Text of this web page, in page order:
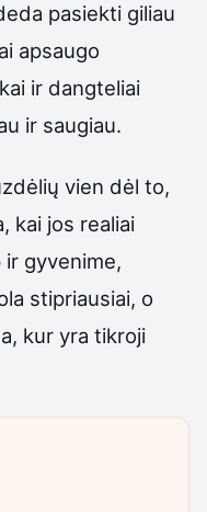
pasiekti giliau
apsaugo
ir dangteliai
ir saugiau.
vien dėl to,
kai jos realiai
ir gyvenime,
stipriausiai, o
kur yra tikroji